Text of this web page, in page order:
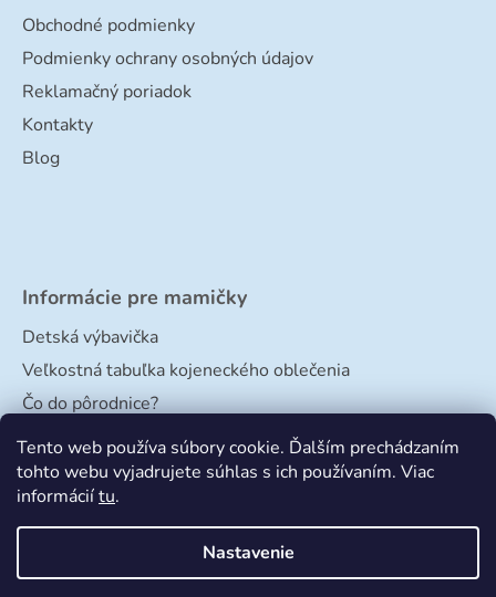
Tento web používa súbory cookie. Ďalším prechádzaním
tohto webu vyjadrujete súhlas s ich používaním. Viac
informáciítu.
Nastavenie
Obchodné podmienky
Podmienky ochrany osobných údajov
Reklamačný poriadok
Kontakty
Blog
Informácie pre mamičky
Detská výbavička
Veľkostná tabuľka kojeneckého oblečenia
Čo do pôrodnice?
Veľkostná tabuľka papučiek